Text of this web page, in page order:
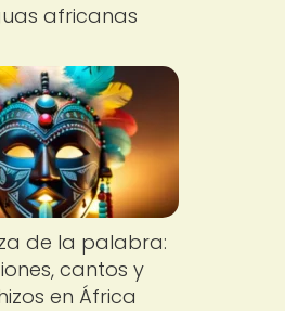
africanas
de la palabra:
cantos y
en África